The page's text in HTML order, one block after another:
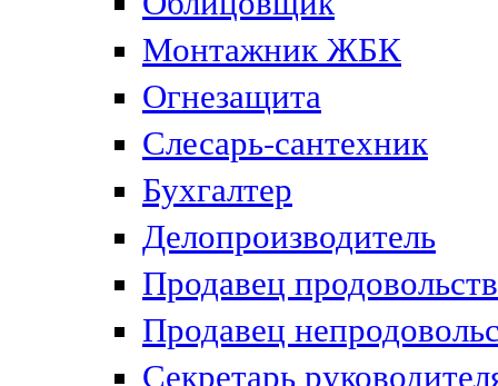
Монтажник ЖБК
Огнезащита
Слесарь-сантехник
Бухгалтер
Делопроизводитель
Продавец
Продавец
Секретарь